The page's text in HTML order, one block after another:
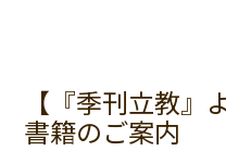
【『季刊立教
書籍のご案内